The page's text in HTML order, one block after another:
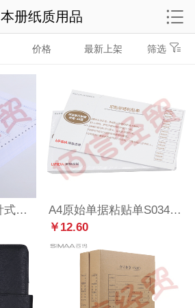
价格 最新上架 筛选
西玛表单KPL103S针式发票版蓝色金额记账凭证240*140mm KPL103S（整箱售）
A4原始单据粘贴单S0346--208*127（KPJ101版） 50页/本 5本/包 20包/箱 --整箱售--单包价
￥12.60
本册纸质用品